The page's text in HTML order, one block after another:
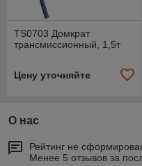
TS0703 Домкрат
трансмиссионный, 1,5т
Цену уточняйте
О нас
Рейтинг не
Менее 5 отзывов за